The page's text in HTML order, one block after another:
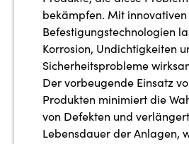
bekämpfen. Mit
Befestigungstechnologien
Korrosion, Undichtigkeiten
Sicherheitsprobleme
Der vorbeugende Einsatz
Produkten minimiert die
von Defekten und
Lebensdauer der Anlagen,